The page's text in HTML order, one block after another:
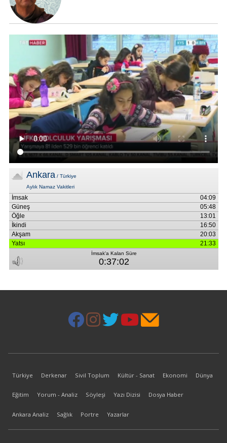
Türkiye Derkenar Sivil Toplum Kültür - Sanat Ekonomi Dünya
Eğitim Yorum - Analiz Söyleşi Yazı Dizisi Dosya Haber
Ankara Analiz Sağlık Portre Yazarlar